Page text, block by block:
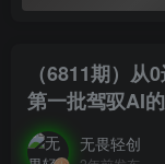
（6811期）
第一批驾驭AI
无畏轻创